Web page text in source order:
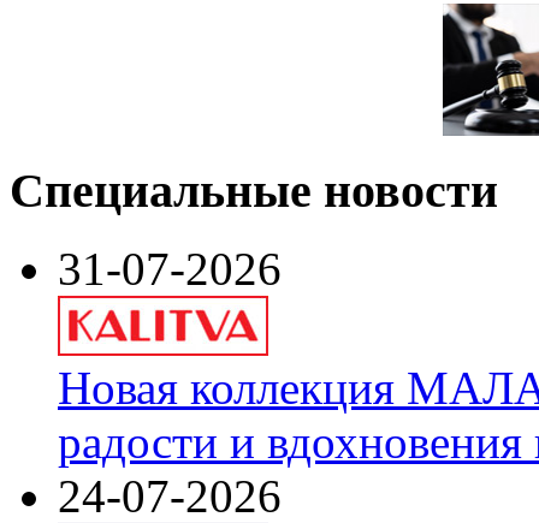
Специальные новости
31-07-2026
Новая коллекция
радости и
24-07-2026